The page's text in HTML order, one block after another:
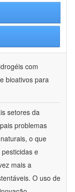
com
bioativos para
setores da
problemas
o que
e
mais a
O uso de